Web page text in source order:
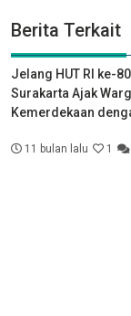
Berita Terkait
Jelang HUT RI ke-
Surakarta Ajak
Kemerdekaan
11 bulan lalu 1